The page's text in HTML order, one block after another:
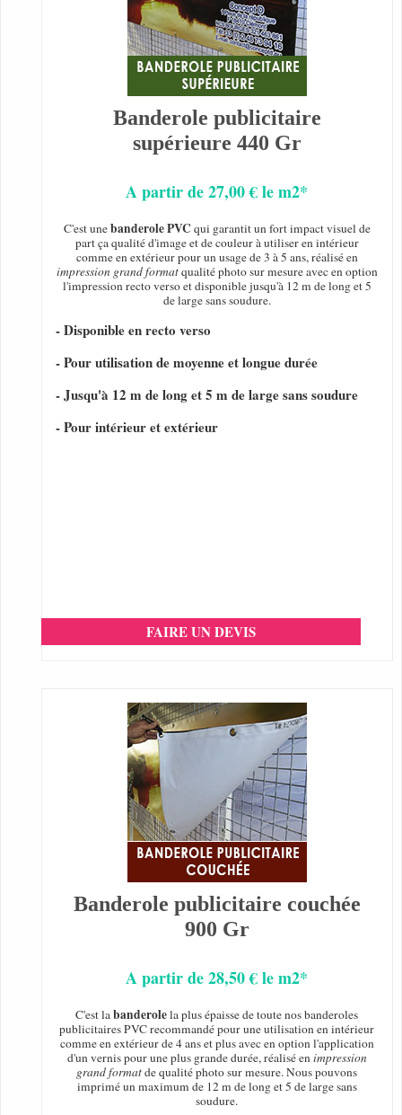
Banderole publicitaire
supérieure 440 Gr
A partir de 27,00 € le m2*
C'est unebanderole PVC qui garantit un fort impact visuel de
part ça qualité d'image et de couleur à utiliser en intérieur
comme en extérieur pour un usage de 3 à 5 ans, réalisé en
impression grand formatqualité photo sur mesure avec en option
l'impression recto verso et disponible jusqu'à 12 m de long et 5
de large sans soudure.
- Disponible en recto verso
- Pour utilisation de moyenne et longue durée
- Jusqu'à 12 m de long et 5 m de large sans soudure
- Pour intérieur et extérieur
FAIRE UN DEVIS
Banderole publicitaire couchée
900 Gr
A partir de 28,50 € le m2*
C'est labanderolela plus épaisse de toute nos banderoles
publicitaires PVC recommandé pour une utilisation en intérieur
comme en extérieur de 4 ans et plus avec en option l'application
d'un vernis pour une plus grande durée, réalisé enimpression
grand formatde qualité photo sur mesure. Nous pouvons
imprimé un maximum de 12 m de long et 5 de large sans
soudure.